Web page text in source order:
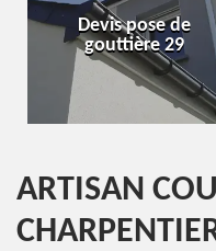
Devis pose de
gouttière 29
ARTISAN